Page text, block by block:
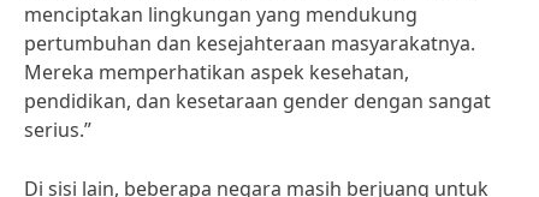
menciptakan lingkungan yang mendukung
pertumbuhan dan kesejahteraan masyarakatnya.
Mereka memperhatikan aspek kesehatan,
pendidikan, dan kesetaraan gender dengan sangat
serius.”
Di sisi lain, beberapa negara masih berjuang untuk